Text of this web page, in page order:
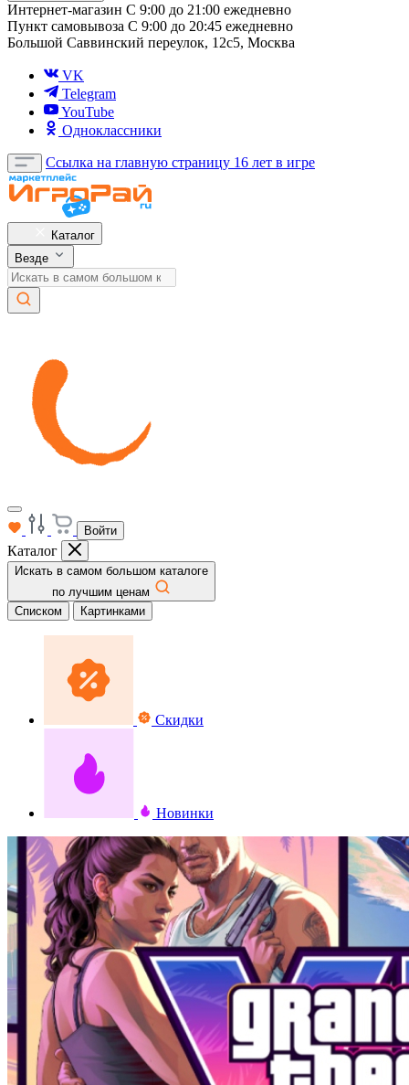
Интернет-магазин С 9:00 до 21:00 ежедневно
Пункт самовывоза С 9:00 до 20:45 ежедневно
Большой Саввинский переулок, 12с5, Москва
VK
Telegram
YouTube
Одноклассники
Ссылка на главную страницу 16 лет в игре
Каталог
Везде
Войти
Каталог
Искать в самом большом каталоге
по лучшим ценам
Списком
Картинками
Скидки
Новинки